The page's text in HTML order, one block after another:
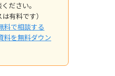
ださい。
有料です）
料で相談する
料を無料ダウン